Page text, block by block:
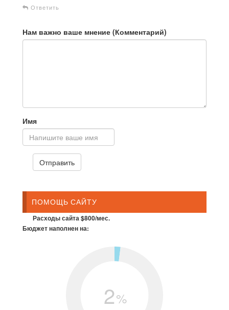
Ответить
Нам важно ваше мнение (Комментарий)
Имя
ПОМОЩЬ САЙТУ
Расходы сайта $800/мес.
Бюджет наполнен на:
2%